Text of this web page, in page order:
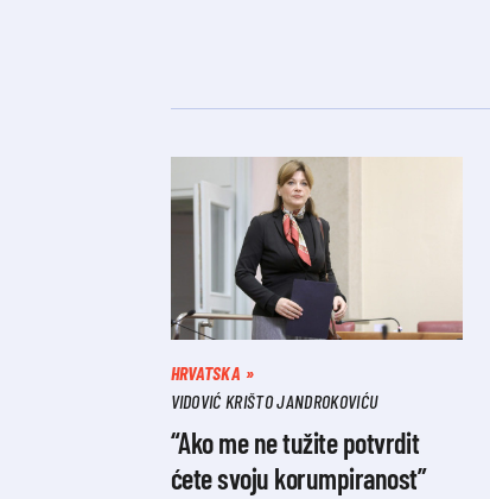
HRVATSKA
VIDOVIĆ KRIŠTO JANDROKOVIĆU
“Ako me ne tužite potvrdit
ćete svoju korumpiranost”